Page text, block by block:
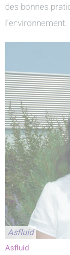
des bonnes
l’environnement.
Stéphanie
Laubser
-
Asfluid
Asfluid